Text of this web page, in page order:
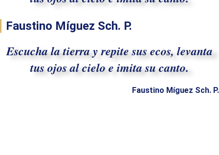
Faustino Míguez Sch. P.
Escucha la tierra y repite sus ecos, levanta
tus ojos al cielo e imita su canto.
Faustino Míguez Sch. P.